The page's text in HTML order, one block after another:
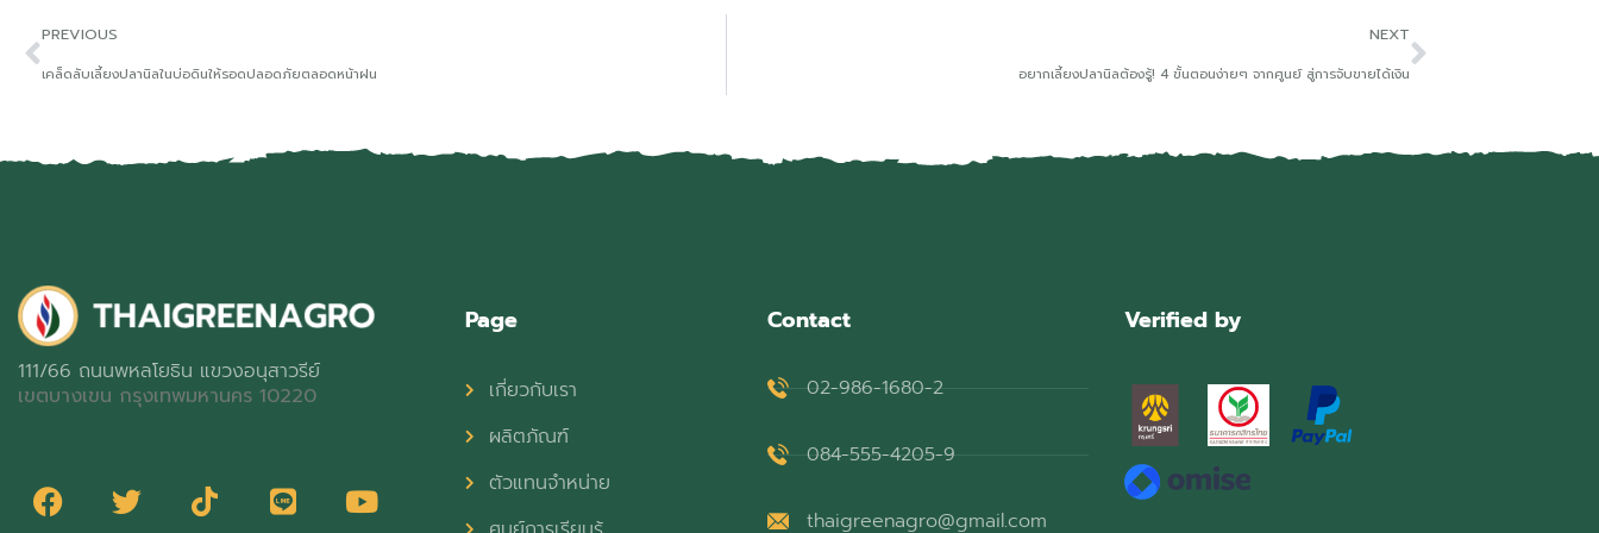
PREVIOUS
เคล็ดลับเลี้ยงปลานิลในบ่อดินให้รอดปลอดภัยตลอดหน้าฝน
NEXT
อยากเลี้ยงปลานิลต้องรู้! 4 ขั้นตอนง่ายๆ จากศูนย์ สู่การจับขายได้เงิน
111/66 ถนนพหลโยธิน แขวงอนุสาวรีย์
เขตบางเขน กรุงเทพมหานคร 10220
Page
เกี่ยวกับเรา
ผลิตภัณฑ์
ตัวแทนจำหน่าย
Contact
02-986-1680-2
084-555-4205-9
thaigreenagro@gmail.com
Verified by